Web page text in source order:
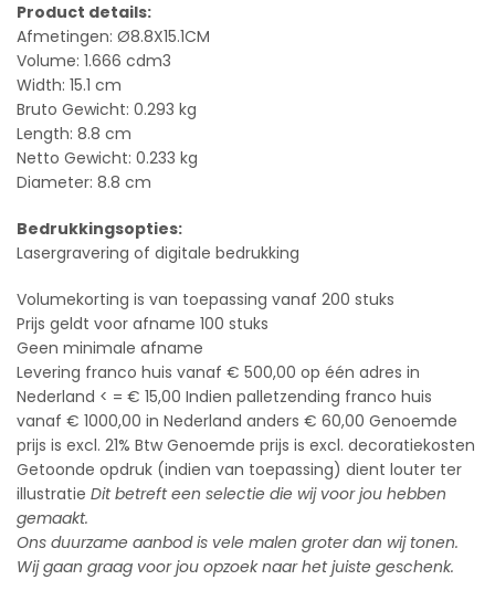
Product details:
Afmetingen: Ø8.8X15.1CM
Volume: 1.666 cdm3
Width: 15.1 cm
Bruto Gewicht: 0.293 kg
Length: 8.8 cm
Netto Gewicht: 0.233 kg
Diameter: 8.8 cm
Bedrukkingsopties:
Lasergravering of digitale bedrukking
Volumekorting is van toepassing vanaf 200 stuks
Prijs geldt voor afname 100 stuks
Geen minimale afname
Levering franco huis vanaf € 500,00 op één adres in
Nederland < = € 15,00 Indien palletzending franco huis
vanaf € 1000,00 in Nederland anders € 60,00 Genoemde
prijs is excl. 21% Btw Genoemde prijs is excl. decoratiekosten
Getoonde opdruk (indien van toepassing) dient louter ter
illustratie Dit betreft een selectie die wij voor jou hebben
gemaakt.
Ons duurzame aanbod is vele malen groter dan wij tonen.
Wij gaan graag voor jou opzoek naar het juiste geschenk.